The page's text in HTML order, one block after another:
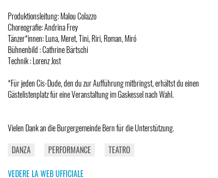
Produktionsleitung: Malou Colazzo
Choreografie: Andrina Frey
Tänzer*innen: Luna, Meret, Tini, Riri, Roman, Miró
Bühnenbild : Cathrine Bärtschi
Technik : Lorenz Jost
*Für jeden Cis-Dude, den du zur Aufführung mitbringst, erhältst du einen
Gästelistenplatz für eine Veranstaltung im Gaskessel nach Wahl.
Vielen Dank an die Burgergemeinde Bern für die Unterstützung.
DANZA
PERFORMANCE TEATRO
VEDERE LA WEB UFFICIALE